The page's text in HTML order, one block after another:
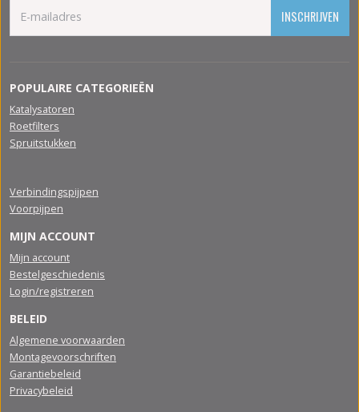
INSCHRIJVEN
POPULAIRE CATEGORIEËN
Katalysatoren
Roetfilters
Spruitstukken
Verbindingspijpen
Voorpijpen
MIJN ACCOUNT
Mijn account
Bestelgeschiedenis
Login/registreren
BELEID
Algemene voorwaarden
Montagevoorschriften
Garantiebeleid
Privacybeleid